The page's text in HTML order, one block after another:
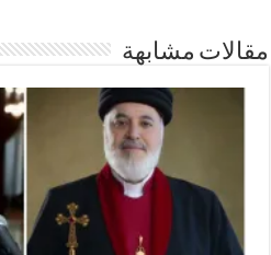
مقالات مشابهة